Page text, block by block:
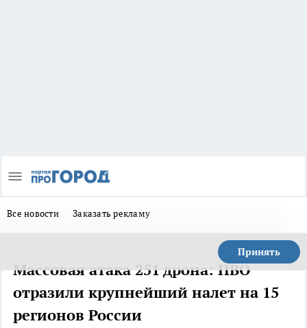
Все новости Заказать рекламу
Принять
Массовая атака 251 дрона: ПВО
отразили крупнейший налет на 15
регионов России